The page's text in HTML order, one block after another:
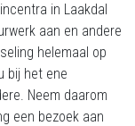
in Laakdal
aan en andere
helemaal op
bij het ene
Neem daarom
een bezoek aan